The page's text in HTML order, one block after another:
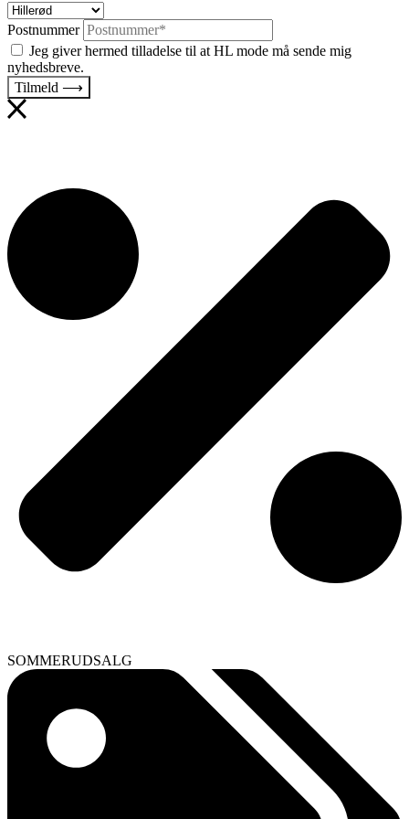
Postnummer
Jeg giver hermed tilladelse til at HL mode må sende mig
nyhedsbreve.
Tilmeld ⟶
SOMMERUDSALG